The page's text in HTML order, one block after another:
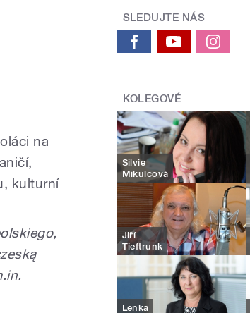
na
kulturní
SLEDUJTE NÁS
KOLEGOVÉ
Silvie
Mikulcová
Jiří
Tieftrunk
Lenka